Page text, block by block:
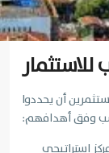
للاستثمار
أن يحددوا
وفق أهدافهم:
استراتيجي